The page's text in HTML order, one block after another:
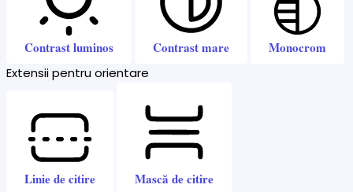
Contrast luminos Contrast mare Monocrom
Extensii pentru orientare
Linie de citire Mască de citire